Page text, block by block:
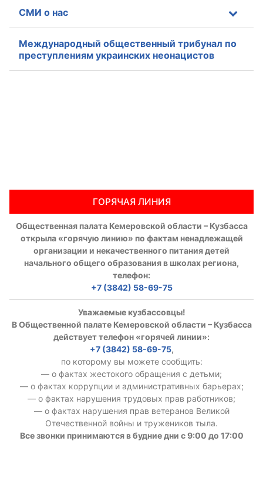
СМИ о нас
Международный общественный трибунал по
преступлениям украинских неонацистов
ГОРЯЧАЯ ЛИНИЯ
Общественная палата Кемеровской области – Кузбасса
открыла «горячую линию» по фактам ненадлежащей
организации и некачественного питания детей
начального общего образования в школах региона,
телефон:
+7 (3842) 58-69-75
Уважаемые кузбассовцы!
В Общественной палате Кемеровской области – Кузбасса
действует телефон «горячей линии»:
+7 (3842) 58-69-75,
по которому вы можете сообщить:
— о фактах жестокого обращения с детьми;
— о фактах коррупции и административных барьерах;
— о фактах нарушения трудовых прав работников;
— о фактах нарушения прав ветеранов Великой
Отечественной войны и тружеников тыла.
Все звонки принимаются в будние дни с 9:00 до 17:00